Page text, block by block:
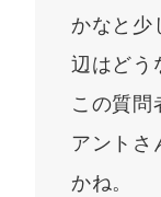
かなと少
辺はどう
この質問
アントさ
かね。